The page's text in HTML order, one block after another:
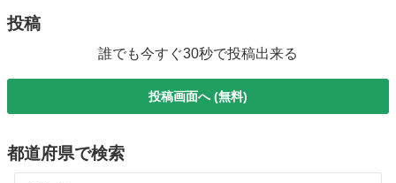
投稿
誰でも今すぐ30秒で投稿出来る
投稿画面へ (無料)
都道府県で検索